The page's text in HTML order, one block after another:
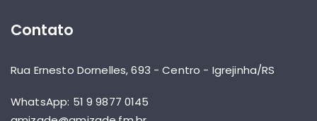
Contato
Rua Ernesto Dornelles, 693 - Centro - Igrejinha/RS
WhatsApp: 51 9 9877 0145